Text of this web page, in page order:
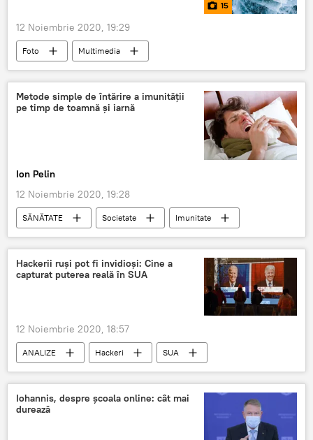
15
12 Noiembrie 2020, 19:29
Foto Multimedia
Metode simple de întărire a imunității
pe timp de toamnă și iarnă
Ion Pelin
12 Noiembrie 2020, 19:28
SĂNĂTATE Societate Imunitate
Hackerii ruși pot fi invidioși: Cine a
capturat puterea reală în SUA
12 Noiembrie 2020, 18:57
ANALIZE Hackeri SUA
Iohannis, despre școala online: cât mai
durează